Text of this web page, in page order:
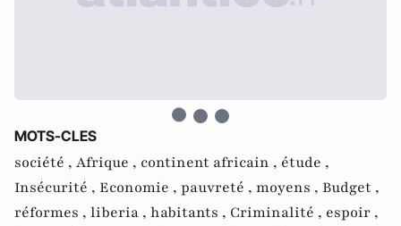
MOTS-CLES
société , Afrique , continent africain , étude ,
Insécurité , Economie , pauvreté , moyens , Budget ,
réformes , liberia , habitants , Criminalité , espoir ,